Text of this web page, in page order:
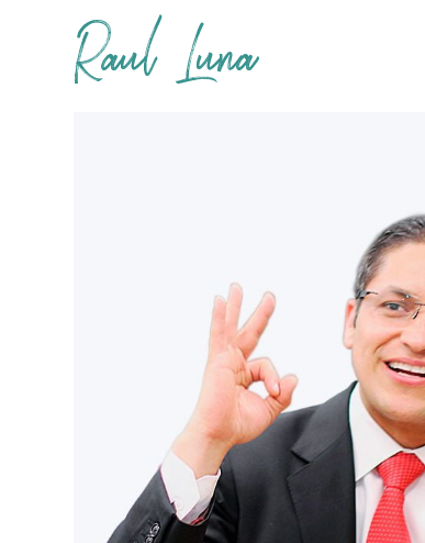
Raul Luna